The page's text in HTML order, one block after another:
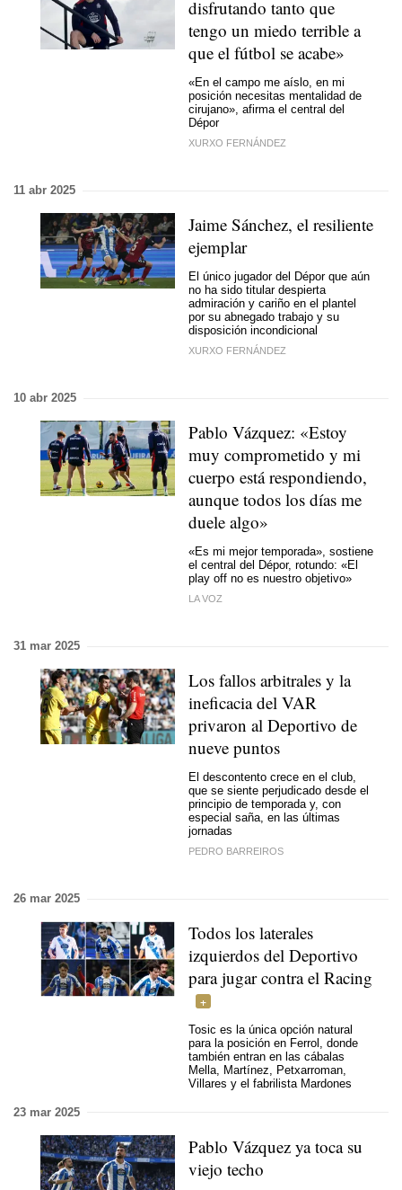
disfrutando tanto que
tengo un miedo terrible a
que el fútbol se acabe»
«En el campo me aíslo, en mi
posición necesitas mentalidad de
cirujano», afirma el central del
Dépor
XURXO FERNÁNDEZ
11 abr 2025
Jaime Sánchez, el resiliente
ejemplar
El único jugador del Dépor que aún
no ha sido titular despierta
admiración y cariño en el plantel
por su abnegado trabajo y su
disposición incondicional
XURXO FERNÁNDEZ
10 abr 2025
Pablo Vázquez: «Estoy
muy comprometido y mi
cuerpo está respondiendo,
aunque todos los días me
duele algo»
«Es mi mejor temporada», sostiene
el central del Dépor, rotundo: «El
play off no es nuestro objetivo»
LA VOZ
31 mar 2025
Los fallos arbitrales y la
ineficacia del VAR
privaron al Deportivo de
nueve puntos
El descontento crece en el club,
que se siente perjudicado desde el
principio de temporada y, con
especial saña, en las últimas
jornadas
PEDRO BARREIROS
26 mar 2025
Todos los laterales
izquierdos del Deportivo
para jugar contra el Racing
Tosic es la única opción natural
para la posición en Ferrol, donde
también entran en las cábalas
Mella, Martínez, Petxarroman,
Villares y el fabrilista Mardones
23 mar 2025
Pablo Vázquez ya toca su
viejo techo